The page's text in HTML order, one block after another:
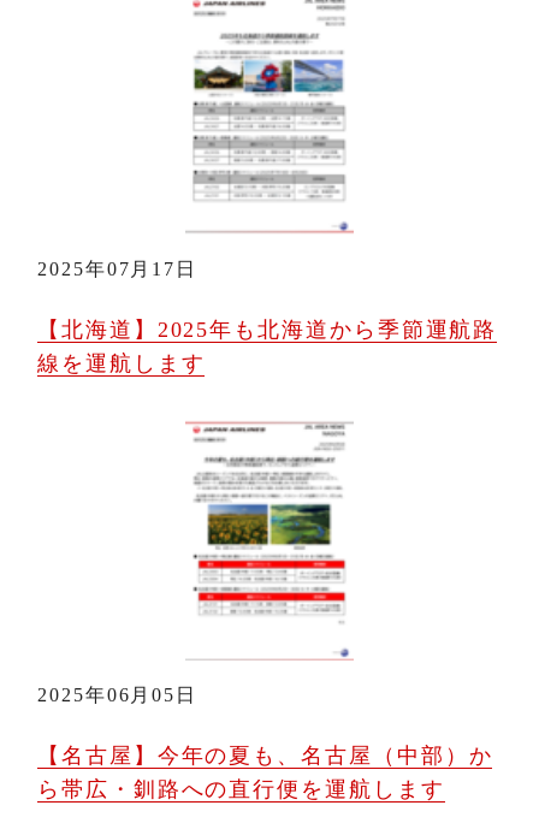
2025年07月17日
【北海道】2025年も北海道から季節運航路
線を運航します
2025年06月05日
【名古屋】今年の夏も、名古屋（中部）か
ら帯広・釧路への直行便を運航します